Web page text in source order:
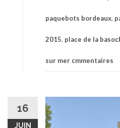
paquebots bordeaux,
2015, place de la
sur mer cmmentaires
16
JUIN